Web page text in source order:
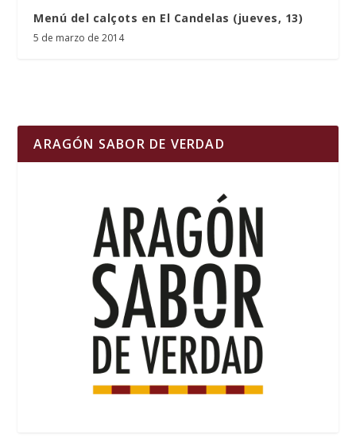
Menú del calçots en El Candelas (jueves, 13)
5 de marzo de 2014
ARAGÓN SABOR DE VERDAD